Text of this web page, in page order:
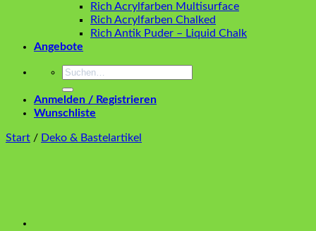
Rich Acrylfarben Multisurface
Rich Acrylfarben Chalked
Rich Antik Puder – Liquid Chalk
Angebote
Suchen
Anmelden / Registrieren
Wunschliste
Start / Deko & Bastelartikel